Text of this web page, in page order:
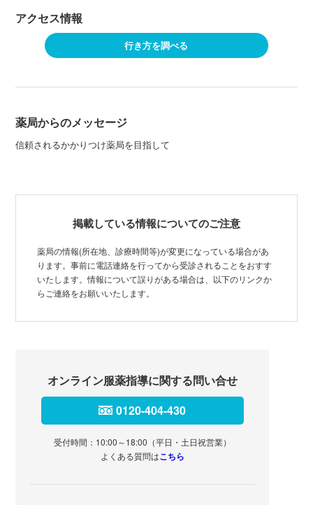
アクセス情報
行き方を調べる
薬局からのメッセージ
信頼されるかかりつけ薬局を目指して
掲載している情報についてのご注意
薬局の情報(所在地、診療時間等)が変更になっている場合があ
ります。事前に電話連絡を行ってから受診されることをおすす
いたします。情報について誤りがある場合は、以下のリンクか
らご連絡をお願いいたします。
オンライン服薬指導に関する問い合せ
0120-404-430
受付時間：10:00～18:00（平日・土日祝営業）
よくある質問はこちら